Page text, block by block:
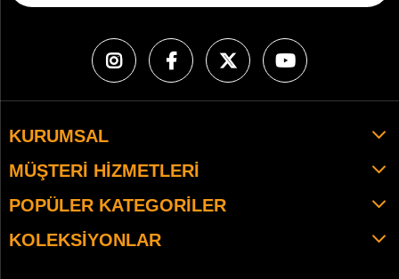
KURUMSAL
MÜŞTERI HIZMETLERI
POPÜLER KATEGORILER
KOLEKSIYONLAR